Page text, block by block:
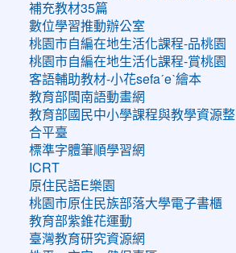
補充教材35篇
數位學習推動辦公室
桃園市自編在地生活化課程-品桃園
桃園市自編在地生活化課程-賞桃園
客語輔助教材-小花sefaˊeˋ繪本
教育部閩南語動畫網
教育部國民中小學課程與教學資源整
合平臺
標準字體筆順學習網
ICRT
原住民語E樂園
桃園市原住民族部落大學電子書櫃
教育部紫錐花運動
臺灣教育研究資源網